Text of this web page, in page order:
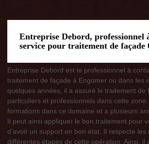
Entreprise Debord, professionnel
service pour traitement de façade
Entreprise Debord est le professionnel à
traitement de façade à Engomer ou dans les
quelques années, il a assuré le traitement de
particuliers et professionnels dans cette
formations dans ce domaine et a plusieurs
Il peut ainsi appliquer le bon traitement pour
d’avoir un support en bon état. Il respecte
différentes étapes de cette opération. Ainsi, il